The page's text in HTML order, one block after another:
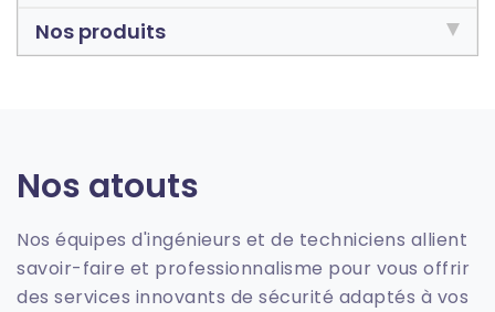
Nos produits
Nos atouts
Nos équipes d'ingénieurs et de techniciens allient
savoir-faire et professionnalisme pour vous offrir
des services innovants de sécurité adaptés à vos